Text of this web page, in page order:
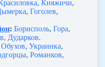
, Княжичи,
, Гоголев,
: Борисполь, Гора,
, Дударков.
Обухов, Украинка,
, Романков,